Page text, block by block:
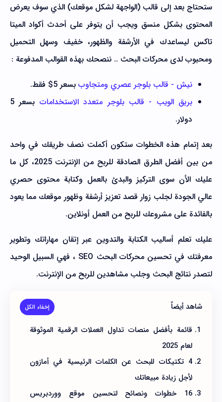
ستحتاج بعد إلى قالب (الواجهة لشكل موقعك) الذي سوف يعرض
المحتوى بشكل منسق ويجب أن يتوفر على أحدث أكواد الميتا
تاكس ليساعدك في الأرشفة والظهور، خفيف وسهل التحميل
ومحبوب لدى محركات البحث .. ننصحك بهذه القوالب المدفوعة :
نيش - قالب بلوجر عصري ومتجاوب بسعر 5$ فقط.
بريق الويب - قالب بلوجر متعدد الاستخدامات
بسعر 5
دولار.
بعد إتمام هذه الخطوات ستكون أكملت نصف طريقك في واحد
من بين أفضل الطرق الصادقة للربح من الإنترنت 2025، كل ما
عليك الأن سوى التركيز والبدئ بالعمل وكتابة محتوى حصري
عالي الجودة لجلب زوار قصد تعزيز أرشفة وظهور موقعك مما يعود
بالفائدة على مشروعك للربح من العمل أونلاين.
عليك تعلم أساليب الكتابة والتدوين عبر إتقان مهاراتك وتطوير
معرفتك في تحسين محركات البحث SEO ، فهي السبيل الوحيد
لتصدر نتائج البحث وجلب مشاهدين للربح من الإنترنت.
شاهد أيضاً
قائمة بأفضل منصات تداول العملات الرقمية الموثوقة
لعام 2025
4 تكتيكات للبحث عن الكلمات الرئيسية في أمازون
لأجل زيادة مبيعاتك
16 خطوات ونصائح لتحسين موقع ووردبريس